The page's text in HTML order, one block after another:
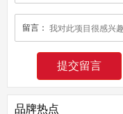
留言：
品牌热点